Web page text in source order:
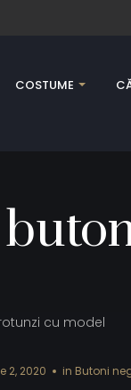
COSTUME
2, 2020 in Butoni